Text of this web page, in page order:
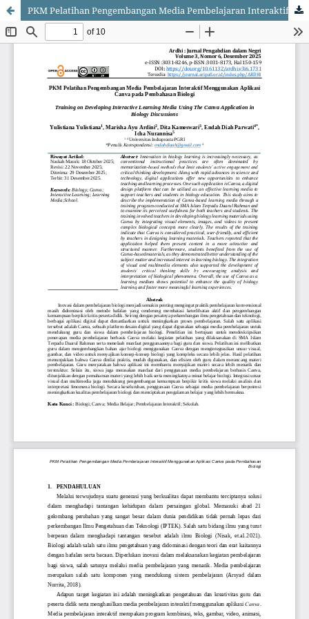
PKM Pelatihan Pengembangan Media Pembelajaran Interaktif Menggunakan Aplikasi Canva pada Pembahasan Biologi